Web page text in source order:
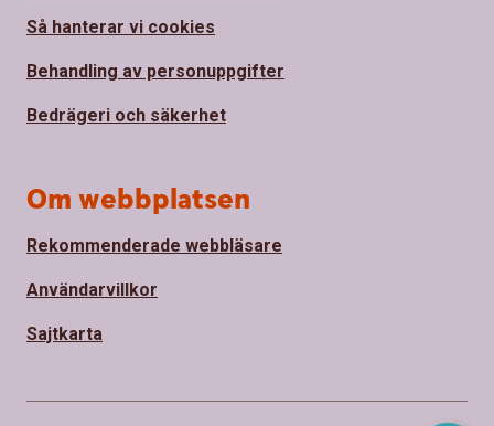
Så hanterar vi cookies
Behandling av personuppgifter
Bedrägeri och säkerhet
Om webbplatsen
Rekommenderade webbläsare
Användarvillkor
Sajtkarta